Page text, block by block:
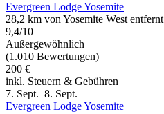
Evergreen Lodge Yosemite
28,2 km von Yosemite West entfernt
9,4/10
Außergewöhnlich
(1.010 Bewertungen)
200 €
inkl. Steuern & Gebühren
7. Sept.–8. Sept.
Evergreen Lodge Yosemite